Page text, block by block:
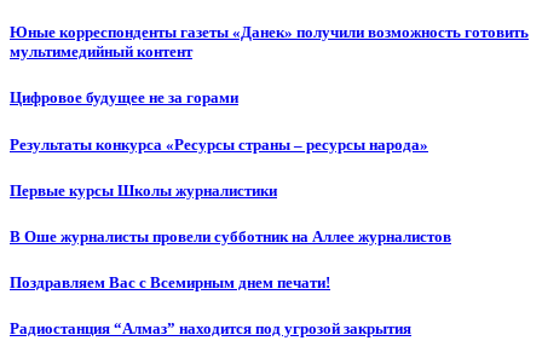
Юные корреспонденты газеты «Данек» получили возможность готовить
мультимедийный контент
Цифровое будущее не за горами
Результаты конкурса «Ресурсы страны – ресурсы народа»
Первые курсы Школы журналистики
В Оше журналисты провели субботник на Аллее журналистов
Поздравляем Вас с Всемирным днем печати!
Радиостанция “Алмаз” находится под угрозой закрытия